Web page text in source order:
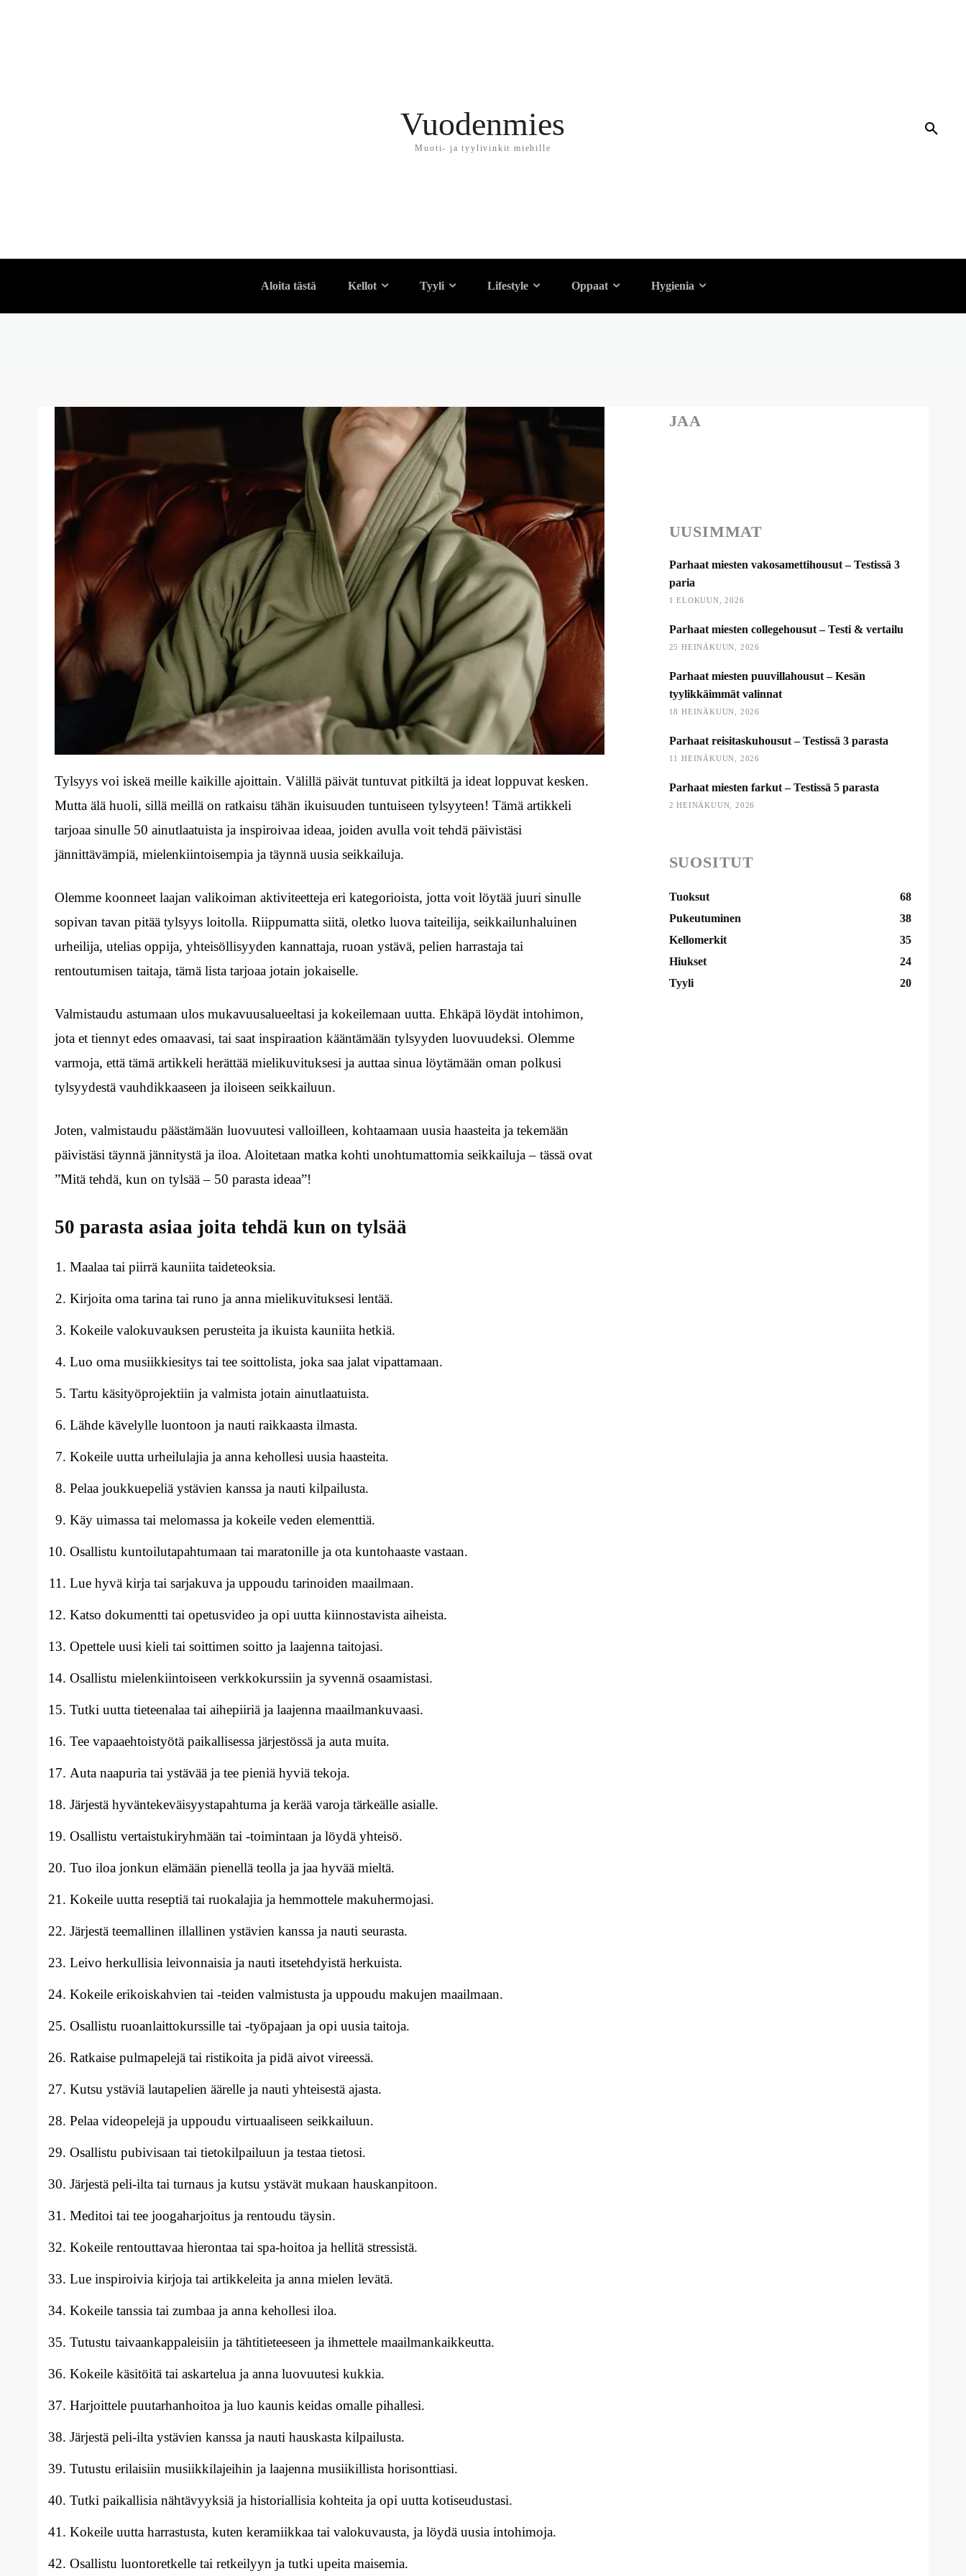
Vuodenmies
Muoti- ja tyylivinkit miehille
Aloita tästä Kellot Tyyli Lifestyle Oppaat Hygienia
Tylsyys voi iskeä meille kaikille ajoittain. Välillä päivät tuntuvat pitkiltä ja ideat loppuvat kesken.
Mutta älä huoli, sillä meillä on ratkaisu tähän ikuisuuden tuntuiseen tylsyyteen! Tämä artikkeli
tarjoaa sinulle 50 ainutlaatuista ja inspiroivaa ideaa, joiden avulla voit tehdä päivistäsi
jännittävämpiä, mielenkiintoisempia ja täynnä uusia seikkailuja.
Olemme koonneet laajan valikoiman aktiviteetteja eri kategorioista, jotta voit löytää juuri sinulle
sopivan tavan pitää tylsyys loitolla. Riippumatta siitä, oletko luova taiteilija, seikkailunhaluinen
urheilija, utelias oppija, yhteisöllisyyden kannattaja, ruoan ystävä, pelien harrastaja tai
rentoutumisen taitaja, tämä lista tarjoaa jotain jokaiselle.
Valmistaudu astumaan ulos mukavuusalueeltasi ja kokeilemaan uutta. Ehkäpä löydät intohimon,
jota et tiennyt edes omaavasi, tai saat inspiraation kääntämään tylsyyden luovuudeksi. Olemme
varmoja, että tämä artikkeli herättää mielikuvituksesi ja auttaa sinua löytämään oman polkusi
tylsyydestä vauhdikkaaseen ja iloiseen seikkailuun.
Joten, valmistaudu päästämään luovuutesi valloilleen, kohtaamaan uusia haasteita ja tekemään
päivistäsi täynnä jännitystä ja iloa. Aloitetaan matka kohti unohtumattomia seikkailuja – tässä ovat
”Mitä tehdä, kun on tylsää – 50 parasta ideaa”!
50 parasta asiaa joita tehdä kun on tylsää
Maalaa tai piirrä kauniita taideteoksia.
Kirjoita oma tarina tai runo ja anna mielikuvituksesi lentää.
Kokeile valokuvauksen perusteita ja ikuista kauniita hetkiä.
Luo oma musiikkiesitys tai tee soittolista, joka saa jalat vipattamaan.
Tartu käsityöprojektiin ja valmista jotain ainutlaatuista.
Lähde kävelylle luontoon ja nauti raikkaasta ilmasta.
Kokeile uutta urheilulajia ja anna kehollesi uusia haasteita.
Pelaa joukkuepeliä ystävien kanssa ja nauti kilpailusta.
Käy uimassa tai melomassa ja kokeile veden elementtiä.
Osallistu kuntoilutapahtumaan tai maratonille ja ota kuntohaaste vastaan.
Lue hyvä kirja tai sarjakuva ja uppoudu tarinoiden maailmaan.
Katso dokumentti tai opetusvideo ja opi uutta kiinnostavista aiheista.
Opettele uusi kieli tai soittimen soitto ja laajenna taitojasi.
Osallistu mielenkiintoiseen verkkokurssiin ja syvennä osaamistasi.
Tutki uutta tieteenalaa tai aihepiiriä ja laajenna maailmankuvaasi.
Tee vapaaehtoistyötä paikallisessa järjestössä ja auta muita.
Auta naapuria tai ystävää ja tee pieniä hyviä tekoja.
Järjestä hyväntekeväisyystapahtuma ja kerää varoja tärkeälle asialle.
Osallistu vertaistukiryhmään tai -toimintaan ja löydä yhteisö.
Tuo iloa jonkun elämään pienellä teolla ja jaa hyvää mieltä.
Kokeile uutta reseptiä tai ruokalajia ja hemmottele makuhermojasi.
Järjestä teemallinen illallinen ystävien kanssa ja nauti seurasta.
Leivo herkullisia leivonnaisia ja nauti itsetehdyistä herkuista.
Kokeile erikoiskahvien tai -teiden valmistusta ja uppoudu makujen maailmaan.
Osallistu ruoanlaittokurssille tai -työpajaan ja opi uusia taitoja.
Ratkaise pulmapelejä tai ristikoita ja pidä aivot vireessä.
Kutsu ystäviä lautapelien äärelle ja nauti yhteisestä ajasta.
Pelaa videopelejä ja uppoudu virtuaaliseen seikkailuun.
Osallistu pubivisaan tai tietokilpailuun ja testaa tietosi.
Järjestä peli-ilta tai turnaus ja kutsu ystävät mukaan hauskanpitoon.
Meditoi tai tee joogaharjoitus ja rentoudu täysin.
Kokeile rentouttavaa hierontaa tai spa-hoitoa ja hellitä stressistä.
Lue inspiroivia kirjoja tai artikkeleita ja anna mielen levätä.
Kokeile tanssia tai zumbaa ja anna kehollesi iloa.
Tutustu taivaankappaleisiin ja tähtitieteeseen ja ihmettele maailmankaikkeutta.
Kokeile käsitöitä tai askartelua ja anna luovuutesi kukkia.
Harjoittele puutarhanhoitoa ja luo kaunis keidas omalle pihallesi.
Järjestä peli-ilta ystävien kanssa ja nauti hauskasta kilpailusta.
Tutustu erilaisiin musiikkilajeihin ja laajenna musiikillista horisonttiasi.
Tutki paikallisia nähtävyyksiä ja historiallisia kohteita ja opi uutta kotiseudustasi.
Kokeile uutta harrastusta, kuten keramiikkaa tai valokuvausta, ja löydä uusia intohimoja.
Osallistu luontoretkelle tai retkeilyyn ja tutki upeita maisemia.
JAA
UUSIMMAT
Parhaat miesten vakosamettihousut – Testissä 3
paria
1 ELOKUUN, 2026
Parhaat miesten collegehousut – Testi & vertailu
25 HEINÄKUUN, 2026
Parhaat miesten puuvillahousut – Kesän
tyylikkäimmät valinnat
18 HEINÄKUUN, 2026
Parhaat reisitaskuhousut – Testissä 3 parasta
11 HEINÄKUUN, 2026
Parhaat miesten farkut – Testissä 5 parasta
2 HEINÄKUUN, 2026
SUOSITUT
Tuoksut
68
Pukeutuminen
38
Kellomerkit
35
Hiukset
24
Tyyli
20